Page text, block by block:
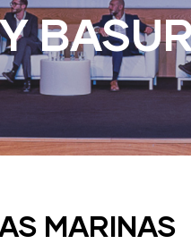
MARINAS